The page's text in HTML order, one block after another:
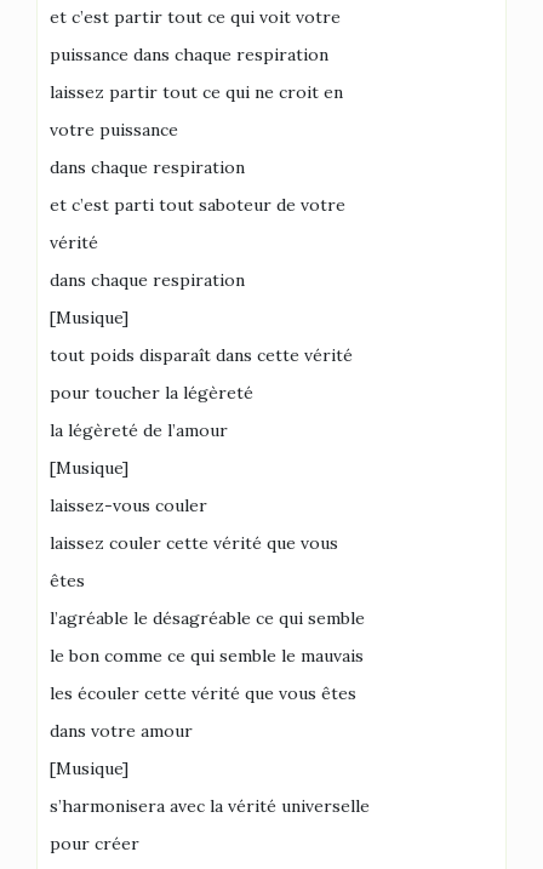
et c’est partir tout ce qui voit votre
puissance dans chaque respiration
laissez partir tout ce qui ne croit en
votre puissance
dans chaque respiration
et c’est parti tout saboteur de votre
vérité
dans chaque respiration
[Musique]
tout poids disparaît dans cette vérité
pour toucher la légèreté
la légèreté de l’amour
[Musique]
laissez-vous couler
laissez couler cette vérité que vous
êtes
l’agréable le désagréable ce qui semble
le bon comme ce qui semble le mauvais
les écouler cette vérité que vous êtes
dans votre amour
[Musique]
s’harmonisera avec la vérité universelle
pour créer